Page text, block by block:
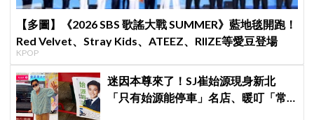
【多圖】《2026 SBS 歌謠大戰 SUMMER》藍地毯開跑！
Red Velvet、Stray Kids、ATEEZ、RIIZE等愛豆登場
KPOP
迷因本尊來了！SJ崔始源現身新北
「只有始源能停車」名店、暖叮「常